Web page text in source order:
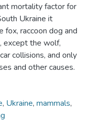
mortality factor for
Ukraine it
raccoon dog and
except the wolf,
collisions, and only
and other causes.
, Ukraine, mammals,